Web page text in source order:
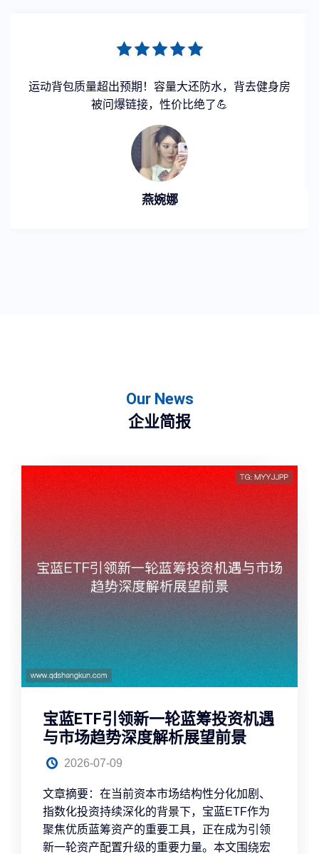
运动背包质量超出预期！容量大还防水，背去健身房
被问爆链接，性价比绝了💪
燕婉娜
Our News
企业简报
宝蓝ETF引领新一轮蓝筹投资机遇
与市场趋势深度解析展望前景
2026-07-09
文章摘要：在当前资本市场结构性分化加剧、
指数化投资持续深化的背景下，宝蓝ETF作为
聚焦优质蓝筹资产的重要工具，正在成为引领
新一轮资产配置升级的重要力量。本文围绕宏